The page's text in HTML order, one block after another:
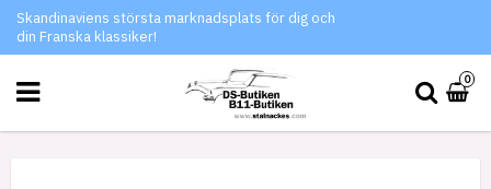
Skandinaviens största marknadsplats för dig och
din Franska klassiker!
0